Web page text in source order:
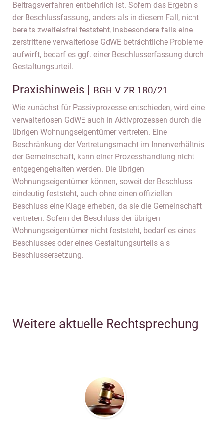
Beitragsverfahren entbehrlich ist. Sofern das Ergebnis
der Beschlussfassung, anders als in diesem Fall, nicht
bereits zweifelsfrei feststeht, insbesondere falls eine
zerstrittene verwalterlose GdWE beträchtliche Probleme
aufwirft, bedarf es ggf. einer Beschlusserfassung durch
Gestaltungsurteil.
Praxishinweis | BGH V ZR 180/21
Wie zunächst für Passivprozesse entschieden, wird eine
verwalterlosen GdWE auch in Aktivprozessen durch die
übrigen Wohnungseigentümer vertreten. Eine
Beschränkung der Vertretungsmacht im Innenverhältnis
der Gemeinschaft, kann einer Prozesshandlung nicht
entgegengehalten werden. Die übrigen
Wohnungseigentümer können, soweit der Beschluss
eindeutig feststeht, auch ohne einen offiziellen
Beschluss eine Klage erheben, da sie die Gemeinschaft
vertreten. Sofern der Beschluss der übrigen
Wohnungseigentümer nicht feststeht, bedarf es eines
Beschlusses oder eines Gestaltungsurteils als
Beschlussersetzung.
Weitere aktuelle Rechtsprechung